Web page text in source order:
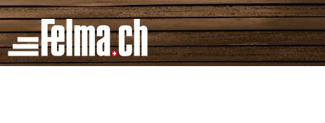
Cookie-Einstellungen